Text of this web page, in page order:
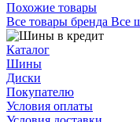
Похожие товары
Все товары бренда Все
Каталог
Шины
Диски
Покупателю
Условия оплаты